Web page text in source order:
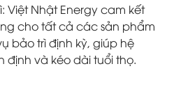
Việt Nhật Energy cam kết
cho tất cả các sản phẩm
bảo trì định kỳ, giúp hệ
định và kéo dài tuổi thọ.